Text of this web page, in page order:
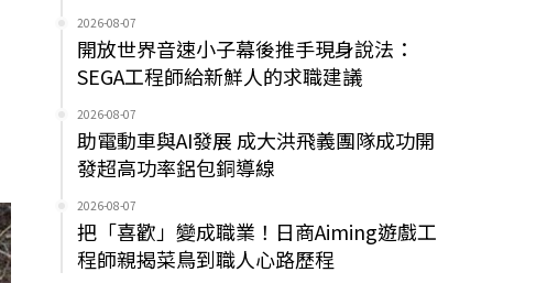
2026-08-07
開放世界音速小子幕後推手現身說法：
SEGA工程師給新鮮人的求職建議
2026-08-07
助電動車與AI發展 成大洪飛義團隊成功開
發超高功率鋁包銅導線
2026-08-07
把「喜歡」變成職業！日商Aiming遊戲工
程師親揭菜鳥到職人心路歷程